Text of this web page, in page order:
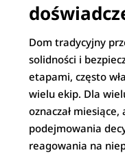
Dom tradycyjny
solidności i
etapami, często
wielu ekip. Dla
oznaczał
podejmowania
reagowania na